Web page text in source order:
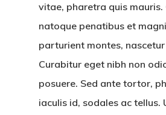
vitae, pharetra quis mauris.
natoque penatibus et
parturient montes,
Curabitur eget nibh non
posuere. Sed ante tortor,
iaculis id, sodales ac tellus.